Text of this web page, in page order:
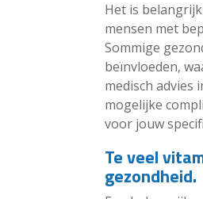
Het is
mensen met
Sommige
beïnvloeden,
medisch advies
mogelijke
voor jouw
Te veel
gezondheid.